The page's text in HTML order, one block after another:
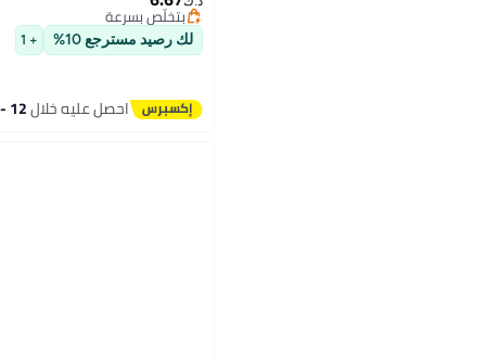
بتخلّص بسرعة
بتخلّص بسرعة
لك رصيد مسترجع 10% + 1
احصل عليه خلال12 - 13 اغسطس